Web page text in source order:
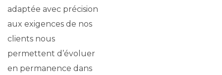
adaptée avec précision
aux exigences de nos
clients nous
permettent d’évoluer
en permanence dans